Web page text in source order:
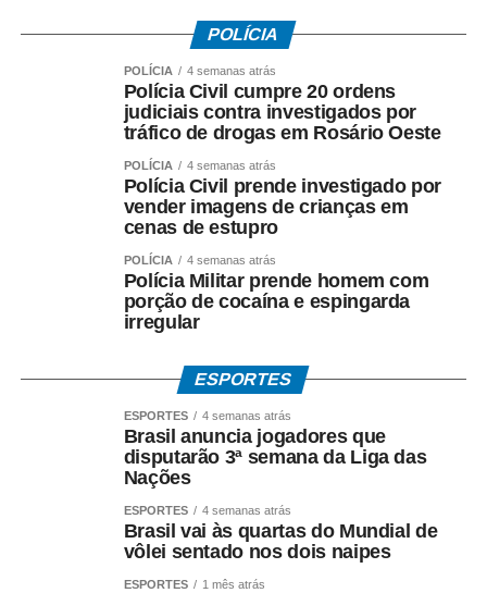
será declarado vencedor.
5. O resultado será divulgado após o encerramento da
Prefeitura de Cuiabá – MT
COMENTE ABAIXO:
POLÍCIA
POLÍCIA 4 semanas atrás
Polícia Civil cumpre 20 ordens
judiciais contra investigados por
tráfico de drogas em Rosário Oeste
POLÍCIA 4 semanas atrás
Polícia Civil prende investigado por
vender imagens de crianças em
cenas de estupro
POLÍCIA 4 semanas atrás
Polícia Militar prende homem com
porção de cocaína e espingarda
irregular
ESPORTES
ESPORTES 4 semanas atrás
Brasil anuncia jogadores que
disputarão 3ª semana da Liga das
Nações
ESPORTES 4 semanas atrás
Brasil vai às quartas do Mundial de
vôlei sentado nos dois naipes
ESPORTES 1 mês atrás